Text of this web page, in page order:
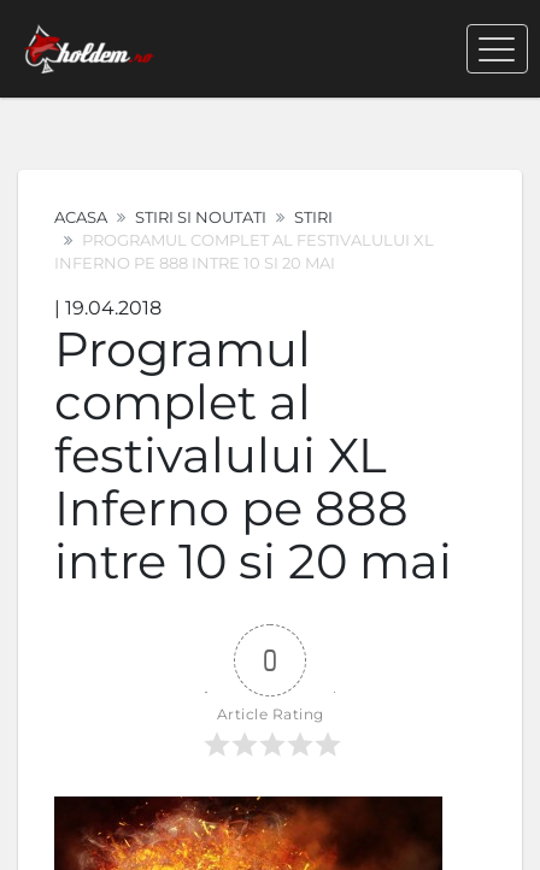
ACASA STIRI SI NOUTATI
STIRI
PROGRAMUL COMPLET AL FESTIVALULUI XL
INFERNO PE 888 INTRE 10 SI 20 MAI
| 19.04.2018
Programul
complet al
festivalului XL
Inferno pe 888
intre 10 si 20 mai
0
Article Rating